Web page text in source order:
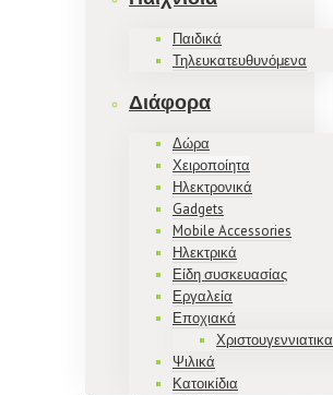
Παιδικά
Τηλευκατευθυνόμενα
Διάφορα
Δώρα
Χειροποίητα
Ηλεκτρονικά
Gadgets
Mobile Accessories
Ηλεκτρικά
Είδη συσκευασίας
Εργαλεία
Εποχιακά
Χριστουγεννιατικα
Ψιλικά
Κατοικίδια